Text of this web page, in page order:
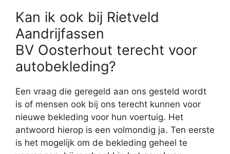
Kan ik ook bij Rietveld
Aandrijfassen
BV Oosterhout terecht voor
autobekleding?
Een vraag die geregeld aan ons gesteld wordt
is of mensen ook bij ons terecht kunnen voor
nieuwe bekleding voor hun voertuig. Het
antwoord hierop is een volmondig ja. Ten eerste
is het mogelijk om de bekleding geheel te